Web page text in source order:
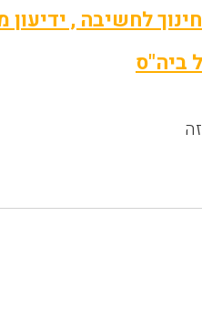
מס' 2 ( המזכירות הפדגוגית, משרד
ביה"ס